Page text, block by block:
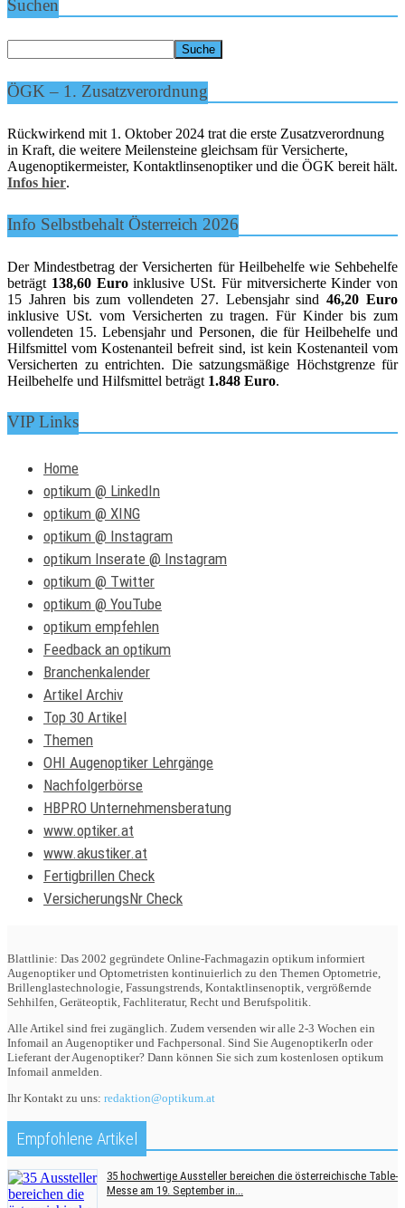
Suchen
ÖGK – 1. Zusatzverordnung
Rückwirkend mit 1. Oktober 2024 trat die erste Zusatzverordnung
in Kraft, die weitere Meilensteine gleichsam für Versicherte,
Augenoptikermeister, Kontaktlinsenoptiker und die ÖGK bereit hält.
Infos hier.
Info Selbstbehalt Österreich 2026
Der Mindestbetrag der Versicherten für Heilbehelfe wie Sehbehelfe
beträgt 138,60 Euroinklusive USt. Für mitversicherte Kinder von
15 Jahren bis zum vollendeten 27. Lebensjahr sind46,20 Euro
inklusive USt. vom Versicherten zu tragen. Für Kinder bis zum
vollendeten 15. Lebensjahr und Personen, die für Heilbehelfe und
Hilfsmittel vom Kostenanteil befreit sind, ist kein Kostenanteil vom
Versicherten zu entrichten. Die satzungsmäßige Höchstgrenze für
Heilbehelfe und Hilfsmittel beträgt 1.848 Euro.
VIP Links
Home
optikum @ LinkedIn
optikum @ XING
optikum @ Instagram
optikum Inserate @ Instagram
optikum @ Twitter
optikum @ YouTube
optikum empfehlen
Feedback an optikum
Branchenkalender
Artikel Archiv
Top 30 Artikel
Themen
OHI Augenoptiker Lehrgänge
Nachfolgerbörse
HBPRO Unternehmensberatung
www.optiker.at
www.akustiker.at
Fertigbrillen Check
VersicherungsNr Check
Blattlinie: Das 2002 gegründete Online-Fachmagazin optikum informiert
Augenoptiker und Optometristen kontinuierlich zu den Themen Optometrie,
Brillenglastechnologie, Fassungstrends, Kontaktlinsenoptik, vergrößernde
Sehhilfen, Geräteoptik, Fachliteratur, Recht und Berufspolitik.
Alle Artikel sind frei zugänglich. Zudem versenden wir alle 2-3 Wochen ein
Infomail an Augenoptiker und Fachpersonal. Sind Sie AugenoptikerIn oder
Lieferant der Augenoptiker? Dann können Sie sich zum kostenlosen optikum
Infomail anmelden.
Ihr Kontakt zu uns: redaktion@optikum.at
Empfohlene Artikel
35 hochwertige Aussteller bereichen die österreichische Table-
Messe am 19. September in...